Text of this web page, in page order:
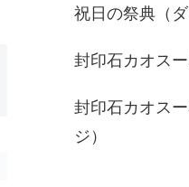
祝日の祭典（ダ
封印石カオス
封印石カオス
ジ）